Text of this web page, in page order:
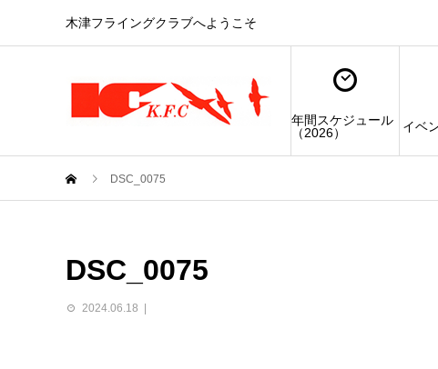
木津フライングクラブへようこそ
年間スケジュール
（2026）
イベ
DSC_0075
DSC_0075
2024.06.18